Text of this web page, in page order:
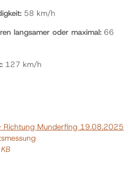
58 km/h
langsamer oder maximal: 66
127 km/h
Richtung Munderfing 19.08.2025